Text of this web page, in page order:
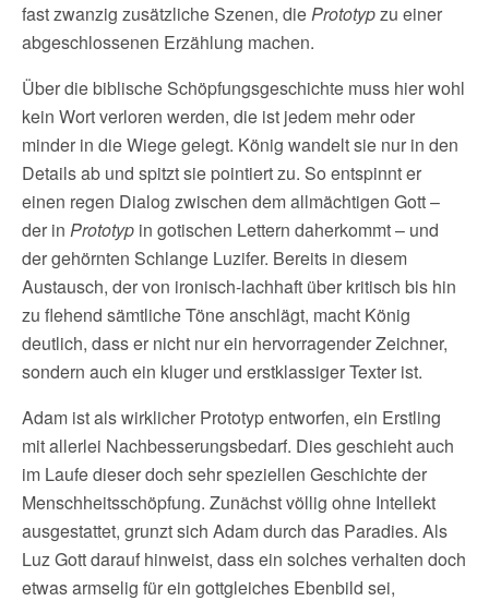
fast zwanzig zusätzliche Szenen, diePrototypzu einer
abgeschlossenen Erzählung machen.
Über die biblische Schöpfungsgeschichte muss hier wohl
kein Wort verloren werden, die ist jedem mehr oder
minder in die Wiege gelegt. König wandelt sie nur in den
Details ab und spitzt sie pointiert zu. So entspinnt er
einen regen Dialog zwischen dem allmächtigen Gott –
der in Prototyp in gotischen Lettern daherkommt – und
der gehörnten Schlange Luzifer. Bereits in diesem
Austausch, der von ironisch-lachhaft über kritisch bis hin
zu flehend sämtliche Töne anschlägt, macht König
deutlich, dass er nicht nur ein hervorragender Zeichner,
sondern auch ein kluger und erstklassiger Texter ist.
Adam ist als wirklicher Prototyp entworfen, ein Erstling
mit allerlei Nachbesserungsbedarf. Dies geschieht auch
im Laufe dieser doch sehr speziellen Geschichte der
Menschheitsschöpfung. Zunächst völlig ohne Intellekt
ausgestattet, grunzt sich Adam durch das Paradies. Als
Luz Gott darauf hinweist, dass ein solches verhalten doch
etwas armselig für ein gottgleiches Ebenbild sei,